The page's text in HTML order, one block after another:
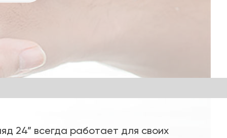
24” всегда работает для своих